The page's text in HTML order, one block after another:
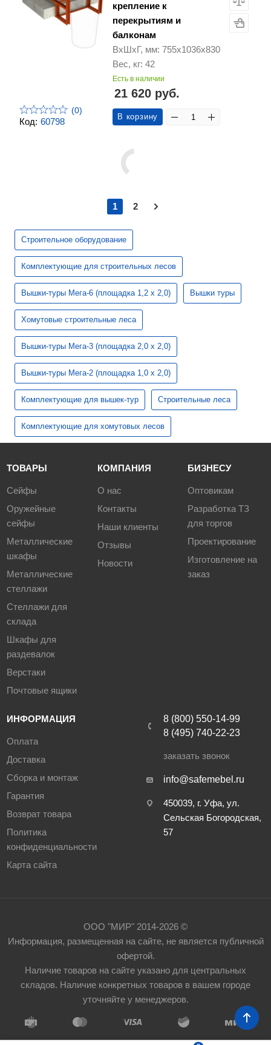
Код: 60798
(0)
крепление к
перекрытиям и
балконам
ВхШхГ, мм: 755х1036х830
Вес, кг: 42
Есть в наличии
21 620 руб.
В корзину
1 2
Строительное оборудование
Комплектующие для строительных лесов
Вышки-туры Мега-6 (площадка 1,2 х 2,0) Вышки туры
Хомутовые строительные леса
Вышки-туры Мега-3 (площадка 2,0 х 2,0)
Вышки-туры Мега-2 (площадка 1,0 х 2,0)
Комплектующие для вышек-тур Строительные леса
Комплектующие для хомутовых лесов
ТОВАРЫ
Сейфы
Оружейные
сейфы
Металлические
шкафы
Металлические
стеллажи
Стеллажи для
склада
Шкафы для
раздевалок
Верстаки
Почтовые ящики
КОМПАНИЯ
О нас
Контакты
Наши клиенты
Отзывы
Новости
БИЗНЕСУ
Оптовикам
Разработка ТЗ
для торгов
Проектирование
Изготовление на
заказ
ИНФОРМАЦИЯ
Оплата
Доставка
Сборка и монтаж
Гарантия
Возврат товара
Политика
конфиденциальности
Карта сайта
8 (800) 550-14-99
8 (495) 740-22-23
заказать звонок
info@safemebel.ru
450039, г. Уфа, ул.
Сельская Богородская,
57
ООО "МИР" 2014-2026 ©
Информация, размещенная на сайте, не является публичной
офертой.
Наличие товаров на сайте указано для центральных
складов. Наличие конкретных товаров в вашем городе
уточняйте у менеджеров.